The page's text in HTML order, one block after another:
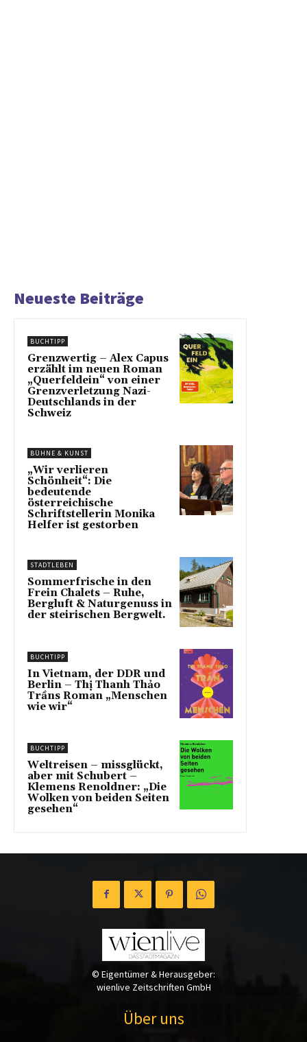
Neueste Beiträge
BUCHTIPP
Grenzwertig – Alex Capus
erzählt im neuen Roman
„Querfeldein“ von einer
Grenzverletzung Nazi-
Deutschlands in der
Schweiz
BÜHNE & KUNST
„Wir verlieren
Schönheit“: Die
bedeutende
österreichische
Schriftstellerin Monika
Helfer ist gestorben
STADTLEBEN
Sommerfrische in den
Frein Chalets – Ruhe,
Bergluft & Naturgenuss in
der steirischen Bergwelt.
BUCHTIPP
In Vietnam, der DDR und
Berlin – Thị Thanh Thảo
Trầns Roman „Menschen
wie wir“
BUCHTIPP
Weltreisen – missglückt,
aber mit Schubert –
Klemens Renoldner: „Die
Wolken von beiden Seiten
gesehen“
© Eigentümer & Herausgeber:
wienlive Zeitschriften GmbH
Über uns